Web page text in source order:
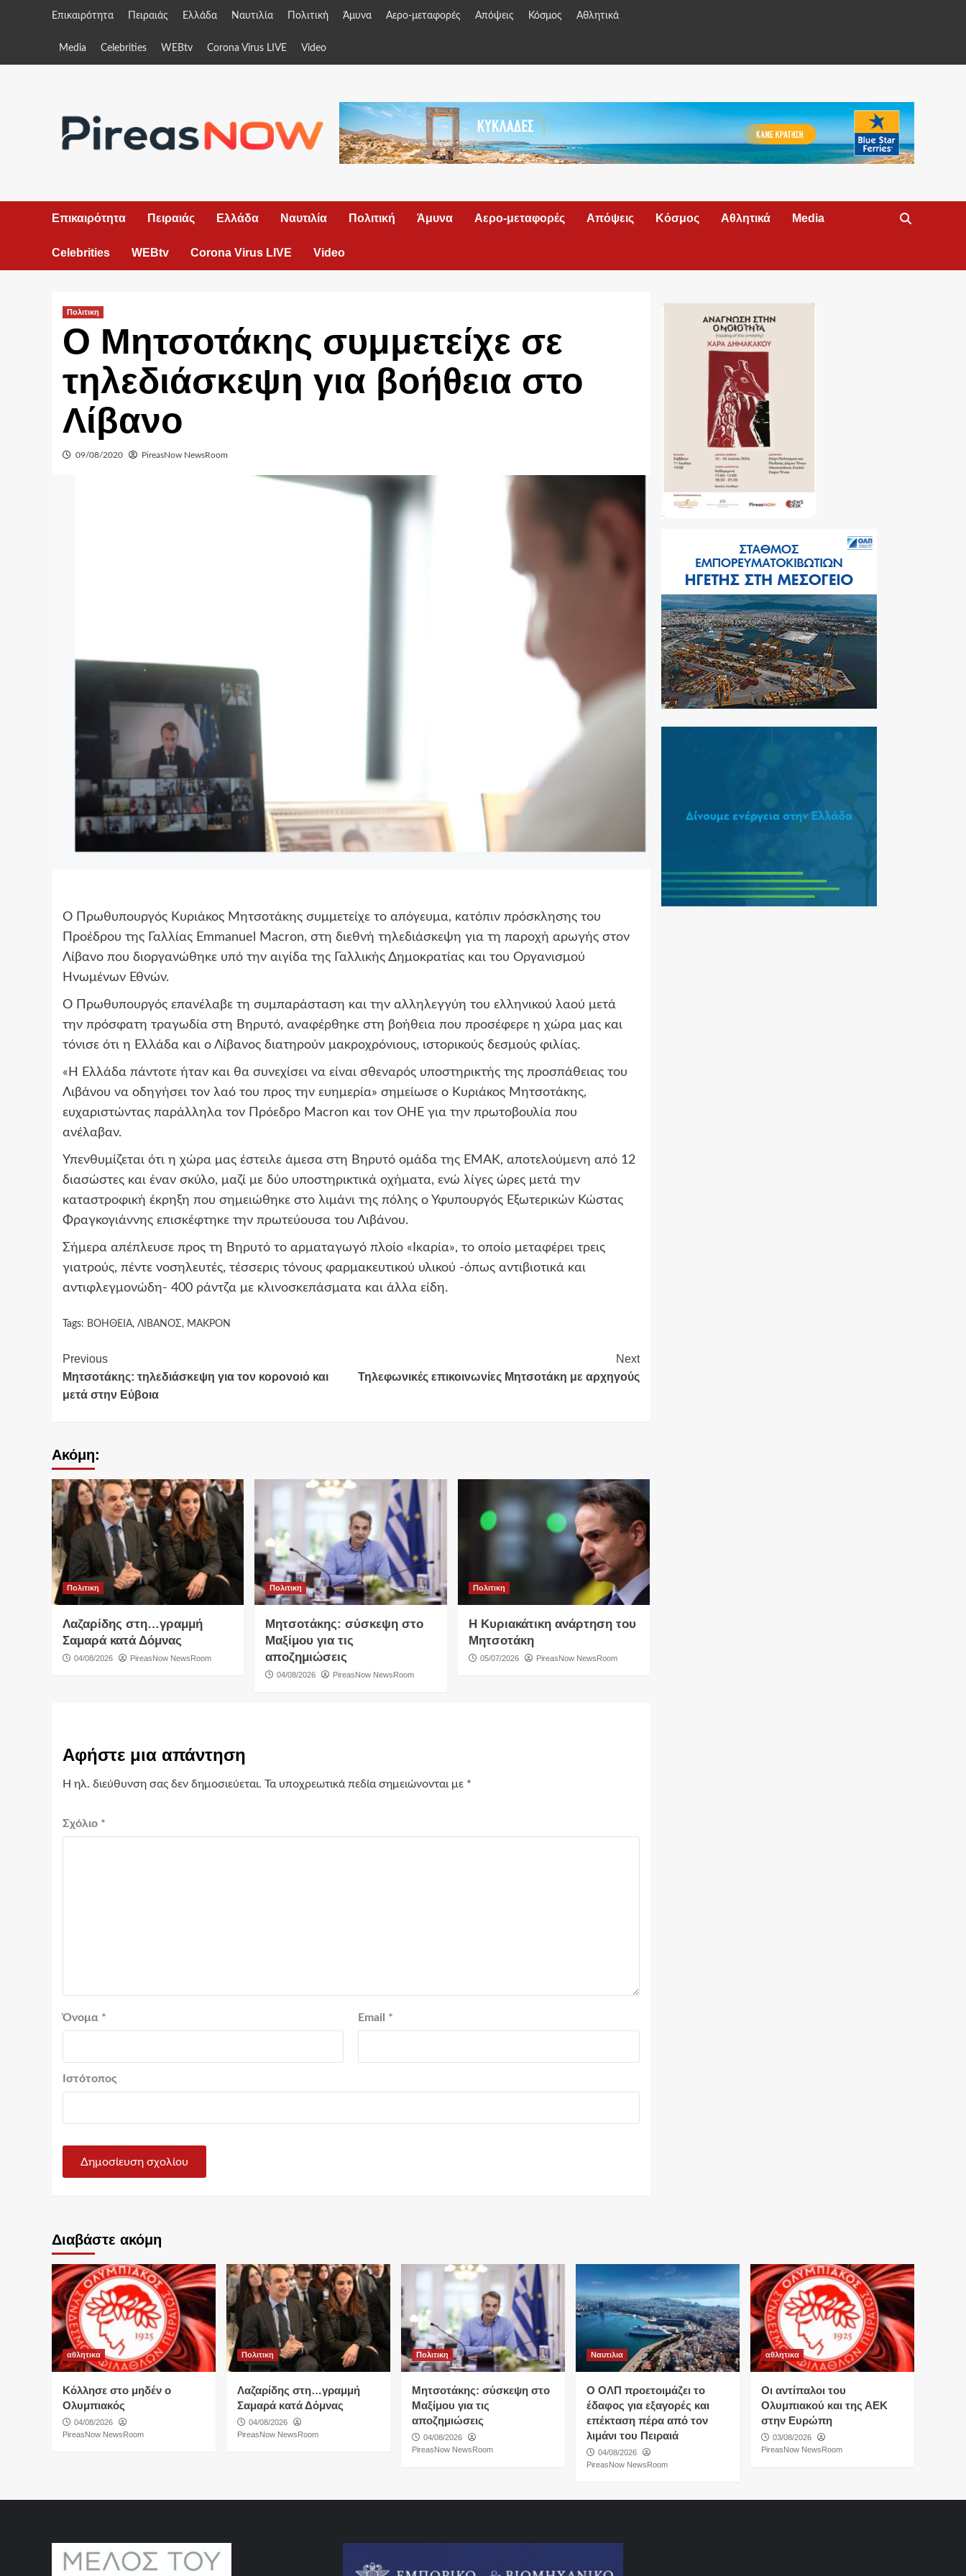
Επικαιρότητα Πειραιάς Ελλάδα Ναυτιλία Πολιτική Άμυνα Αερο-μεταφορές Απόψεις Κόσμος Αθλητικά
Media Celebrities WEBtv Corona Virus LIVE Video
Επικαιρότητα Πειραιάς Ελλάδα Ναυτιλία Πολιτική Άμυνα Αερο-μεταφορές Απόψεις Κόσμος Αθλητικά Media
Celebrities WEBtv Corona Virus LIVE Video
Πολιτικη
Ο Μητσοτάκης συμμετείχε σε
τηλεδιάσκεψη για βοήθεια στο
Λίβανο
09/08/2020 PireasNow NewsRoom
Ο Πρωθυπουργός Κυριάκος Μητσοτάκης συμμετείχε το απόγευμα, κατόπιν πρόσκλησης του
Προέδρου της Γαλλίας Emmanuel Macron, στη διεθνή τηλεδιάσκεψη για τη παροχή αρωγής στον
Λίβανο που διοργανώθηκε υπό την αιγίδα της Γαλλικής Δημοκρατίας και του Οργανισμού
Ηνωμένων Εθνών.
Ο Πρωθυπουργός επανέλαβε τη συμπαράσταση και την αλληλεγγύη του ελληνικού λαού μετά
την πρόσφατη τραγωδία στη Βηρυτό, αναφέρθηκε στη βοήθεια που προσέφερε η χώρα μας και
τόνισε ότι η Ελλάδα και ο Λίβανος διατηρούν μακροχρόνιους, ιστορικούς δεσμούς φιλίας.
«Η Ελλάδα πάντοτε ήταν και θα συνεχίσει να είναι σθεναρός υποστηρικτής της προσπάθειας του
Λιβάνου να οδηγήσει τον λαό του προς την ευημερία» σημείωσε ο Κυριάκος Μητσοτάκης,
ευχαριστώντας παράλληλα τον Πρόεδρο Macron και τον ΟΗΕ για την πρωτοβουλία που
ανέλαβαν.
Υπενθυμίζεται ότι η χώρα μας έστειλε άμεσα στη Βηρυτό ομάδα της ΕΜΑΚ, αποτελούμενη από 12
διασώστες και έναν σκύλο, μαζί με δύο υποστηρικτικά οχήματα, ενώ λίγες ώρες μετά την
καταστροφική έκρηξη που σημειώθηκε στο λιμάνι της πόλης ο Υφυπουργός Εξωτερικών Κώστας
Φραγκογιάννης επισκέφτηκε την πρωτεύουσα του Λιβάνου.
Σήμερα απέπλευσε προς τη Βηρυτό το αρματαγωγό πλοίο «Ικαρία», το οποίο μεταφέρει τρεις
γιατρούς, πέντε νοσηλευτές, τέσσερις τόνους φαρμακευτικού υλικού -όπως αντιβιοτικά και
αντιφλεγμονώδη- 400 ράντζα με κλινοσκεπάσματα και άλλα είδη.
Tags: ΒΟΗΘΕΙΑ, ΛΙΒΑΝΟΣ, ΜΑΚΡΟΝ
Continue
Reading
Previous
Μητσοτάκης: τηλεδιάσκεψη για τον κορονοιό και
μετά στην Εύβοια
Next
Τηλεφωνικές επικοινωνίες Μητσοτάκη με αρχηγούς
Ακόμη:
Πολιτικη
Λαζαρίδης στη…γραμμή
Σαμαρά κατά Δόμνας
04/08/2026 PireasNow NewsRoom
Πολιτικη
Μητσοτάκης: σύσκεψη στο
Μαξίμου για τις
αποζημιώσεις
04/08/2026 PireasNow NewsRoom
Πολιτικη
Η Κυριακάτικη ανάρτηση του
Μητσοτάκη
05/07/2026 PireasNow NewsRoom
Αφήστε μια απάντηση
Η ηλ. διεύθυνση σας δεν δημοσιεύεται. Τα υποχρεωτικά πεδία σημειώνονται με *
Σχόλιο *
Όνομα * Email *
Ιστότοπος
Διαβάστε ακόμη
αθλητικα
Κόλλησε στο μηδέν ο
Ολυμπιακός
04/08/2026
PireasNow NewsRoom
Πολιτικη
Λαζαρίδης στη…γραμμή
Σαμαρά κατά Δόμνας
04/08/2026
PireasNow NewsRoom
Πολιτικη
Μητσοτάκης: σύσκεψη στο
Μαξίμου για τις
αποζημιώσεις
04/08/2026
PireasNow NewsRoom
Ναυτιλια
O ΟΛΠ προετοιμάζει το
έδαφος για εξαγορές και
επέκταση πέρα από τον
λιμάνι του Πειραιά
04/08/2026
PireasNow NewsRoom
αθλητικα
Οι αντίπαλοι του
Ολυμπιακού και της ΑΕΚ
στην Ευρώπη
03/08/2026
PireasNow NewsRoom